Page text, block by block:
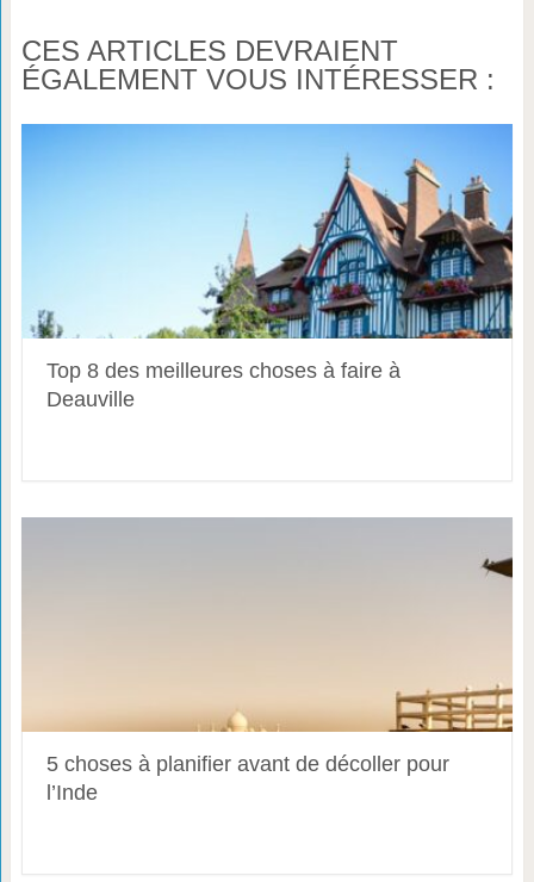
CES ARTICLES DEVRAIENT
ÉGALEMENT VOUS INTÉRESSER :
Top 8 des meilleures choses à faire à
Deauville
5 choses à planifier avant de décoller pour
l’Inde